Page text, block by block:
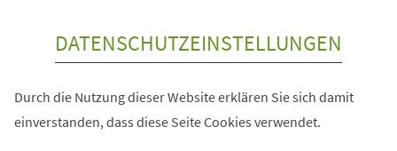
DATENSCHUTZEINSTELLUNGEN
Durch die Nutzung dieser Website erklären Sie sich damit
einverstanden, dass diese Seite Cookies verwendet.